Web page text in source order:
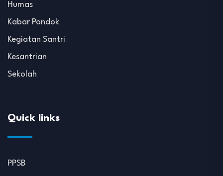
Humas
Kabar Pondok
Kegiatan Santri
Kesantrian
Sekolah
Quick links
PPSB